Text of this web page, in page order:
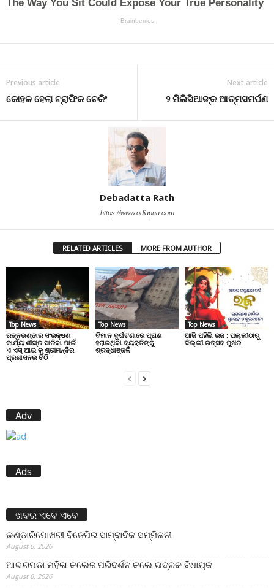
Previous article
କୋହଳ ହେଲା ଟ୍ରାଫିକ ଚେକିଂ
Next article
୨ ମିଲିସିଆଙ୍କ ଆତ୍ମସମର୍ପଣ
Debadatta Rath
https://www.odiapua.com
RELATED ARTICLES MORE FROM AUTHOR
Top News
ରତ୍ନଭଣ୍ଡାର ସଂରକ୍ଷଣ
କାର୍ଯ୍ୟ ଶୀଘ୍ର ସାରିବା ପାଇଁ
ଏ.ଏସ୍.ଆଇ.କୁ ଶ୍ରୀମନ୍ଦିର
ପ୍ରଶାସନର ଚିଠି
Top News
ବିମାନ ଦୁର୍ଘଟଣାରେ ପ୍ରାଣ
ହରାଇଥିବା ବ୍ୟକ୍ତିଙ୍କୁ
ଶ୍ରଦ୍ଧାଞ୍ଜଳି
Top News
ଆଜି ପହିଲି ରଜ : ପଲ୍ଲୀଠାରୁ
ଦିଲ୍ଲୀ ଉତ୍ସବ ମୁଖର
Adv
Ads
ଖବର ଏବେ ଏବେ
ଭଣ୍ଡାରିପୋଖରୀ ବିଜେପିର ସାମ୍ବାଦିକ ସମ୍ମିଳନୀ
August 6, 2026
ଆଗରପଡା ମହିଳା କଲେଜ ପରିଦର୍ଶନ କଲେ ଭଦ୍ରକ ବିଧାୟକ
August 6, 2026